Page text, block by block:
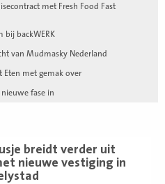
met Fresh Food Fast
bij backWERK
van Mudmasky Nederland
Eten met gemak over
fase in
breidt verder uit
nieuwe vestiging in